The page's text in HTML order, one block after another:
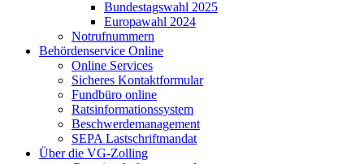
Bundestagswahl 2025
Europawahl 2024
Notrufnummern
Behördenservice Online
Online Services
Sicheres Kontaktformular
Fundbüro online
Ratsinformationssystem
Beschwerdemanagement
SEPA Lastschriftmandat
Über die VG-Zolling